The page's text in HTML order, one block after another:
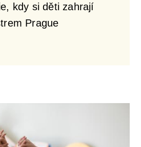
kdy si děti zahrají
Prague